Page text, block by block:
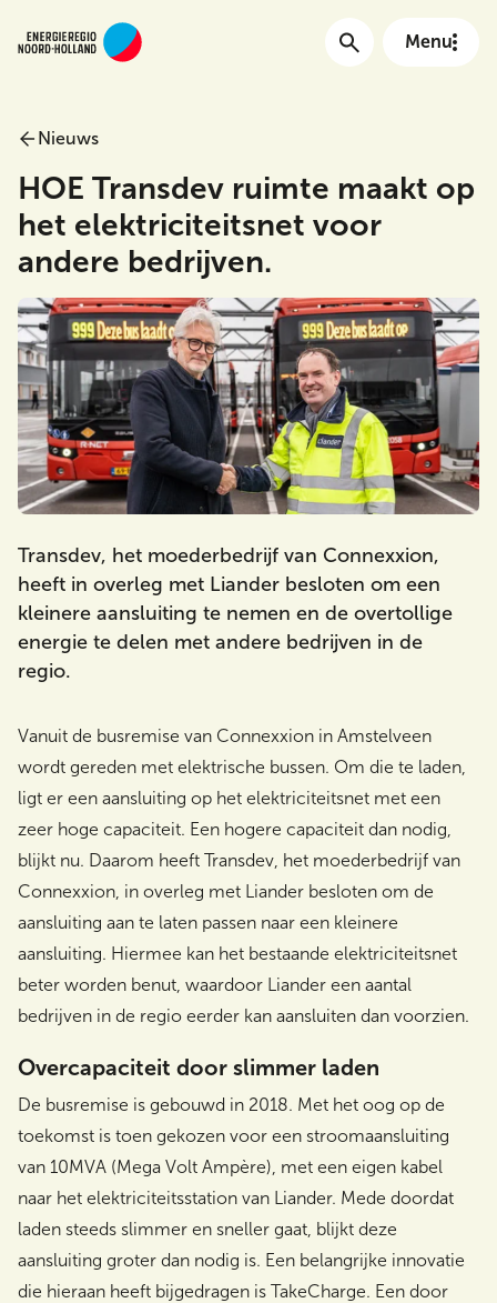
Menu
Meta Menu
Zoeken
Nieuws
HOE Transdev ruimte maakt op
het elektriciteitsnet voor
andere bedrijven.
Transdev, het moederbedrijf van Connexxion,
heeft in overleg met Liander besloten om een
kleinere aansluiting te nemen en de overtollige
energie te delen met andere bedrijven in de
regio.
Vanuit de busremise van Connexxion in Amstelveen
wordt gereden met elektrische bussen. Om die te laden,
ligt er een aansluiting op het elektriciteitsnet met een
zeer hoge capaciteit. Een hogere capaciteit dan nodig,
blijkt nu. Daarom heeft Transdev, het moederbedrijf van
Connexxion, in overleg met Liander besloten om de
aansluiting aan te laten passen naar een kleinere
aansluiting. Hiermee kan het bestaande elektriciteitsnet
beter worden benut, waardoor Liander een aantal
bedrijven in de regio eerder kan aansluiten dan voorzien.
Overcapaciteit door slimmer laden
De busremise is gebouwd in 2018. Met het oog op de
toekomst is toen gekozen voor een stroomaansluiting
van 10MVA (Mega Volt Ampère), met een eigen kabel
naar het elektriciteitsstation van Liander. Mede doordat
laden steeds slimmer en sneller gaat, blijkt deze
aansluiting groter dan nodig is. Een belangrijke innovatie
die hieraan heeft bijgedragen is TakeCharge. Een door